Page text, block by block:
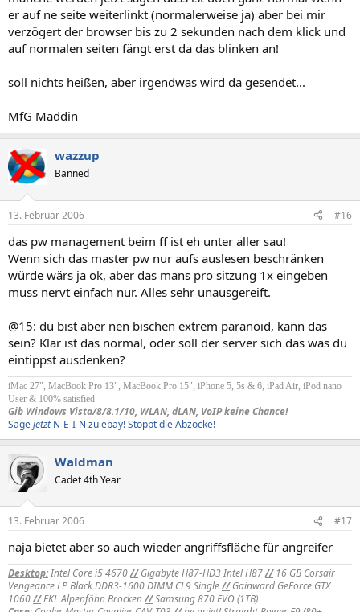
er auf ne seite weiterlinkt (normalerweise ja) aber bei mir
verzögert der browser bis zu 2 sekunden nach dem klick und
auf normalen seiten fängt erst da das blinken an!
soll nichts heißen, aber irgendwas wird da gesendet...
MfG Maddin
wazzup
Banned
13. Februar 2006 #16
das pw management beim ff ist eh unter aller sau!
Wenn sich das master pw nur aufs auslesen beschränken
würde wärs ja ok, aber das mans pro sitzung 1x eingeben
muss nervt einfach nur. Alles sehr unausgereift.
@15: du bist aber nen bischen extrem paranoid, kann das
sein? Klar ist das normal, oder soll der server sich das was du
eintippst ausdenken?
iMac 27", MacBook Pro 13", MacBook Pro 15", iPhone 5, 5s & 6, iPad Air, iPod nano
User & 100% satisfied
Gib Windows Vista/8/8.1/10, WLAN, dLAN, VoIP keine Chance!
SagejetztN-E-I-N zu ebay! Stoppt die Abzocke!
Waldman
Cadet 4th Year
13. Februar 2006 #17
naja bietet aber so auch wieder angriffsfläche für angreifer
Desktop:Intel Core i5 4670// Gigabyte H87-HD3 Intel H87// 16 GB Corsair
Vengeance LP Black DDR3-1600 DIMM CL9 Single// Gainward GeForce GTX
1060//EKL Alpenföhn Brocken//Samsung 870 EVO (1TB)